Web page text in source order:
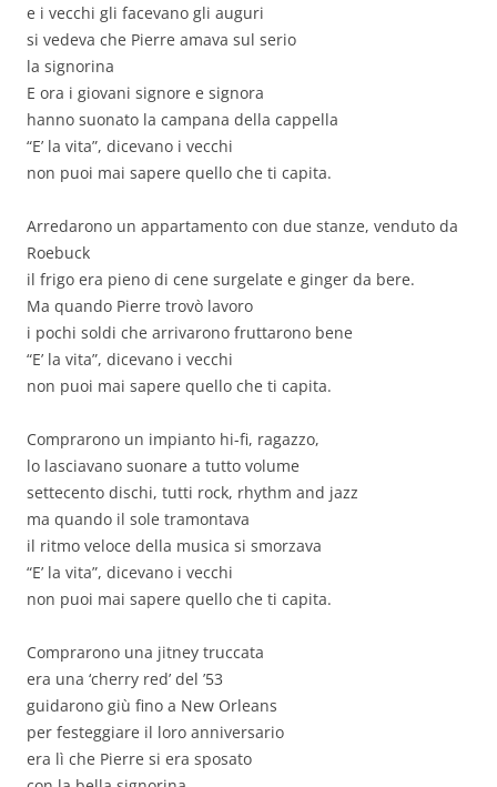
e i vecchi gli facevano gli auguri
si vedeva che Pierre amava sul serio
la signorina
E ora i giovani signore e signora
hanno suonato la campana della cappella
“E’ la vita”, dicevano i vecchi
non puoi mai sapere quello che ti capita.
Arredarono un appartamento con due stanze, venduto da
Roebuck
il frigo era pieno di cene surgelate e ginger da bere.
Ma quando Pierre trovò lavoro
i pochi soldi che arrivarono fruttarono bene
“E’ la vita”, dicevano i vecchi
non puoi mai sapere quello che ti capita.
Comprarono un impianto hi-fi, ragazzo,
lo lasciavano suonare a tutto volume
settecento dischi, tutti rock, rhythm and jazz
ma quando il sole tramontava
il ritmo veloce della musica si smorzava
“E’ la vita”, dicevano i vecchi
non puoi mai sapere quello che ti capita.
Comprarono una jitney truccata
era una ‘cherry red’ del ’53
guidarono giù fino a New Orleans
per festeggiare il loro anniversario
era lì che Pierre si era sposato